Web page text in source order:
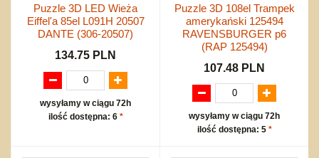
Puzzle 3D LED Wieża
Eiffel'a 85el L091H 20507
DANTE (306-20507)
134.75 PLN
wysyłamy w ciągu 72h
ilość dostępna: 6 *
Puzzle 3D 108el Trampek
amerykański 125494
RAVENSBURGER p6
(RAP 125494)
107.48 PLN
wysyłamy w ciągu 72h
ilość dostępna: 5 *